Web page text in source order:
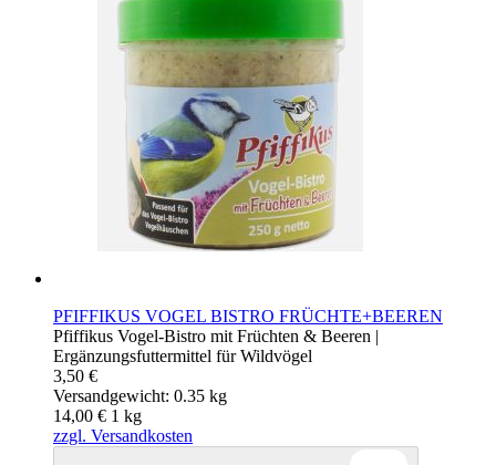
PFIFFIKUS VOGEL BISTRO FRÜCHTE+BEEREN
Pfiffikus Vogel-Bistro mit Früchten & Beeren |
Ergänzungsfuttermittel für Wildvögel
3,50 €
Versandgewicht: 0.35 kg
14,00 € 1 kg
zzgl. Versandkosten